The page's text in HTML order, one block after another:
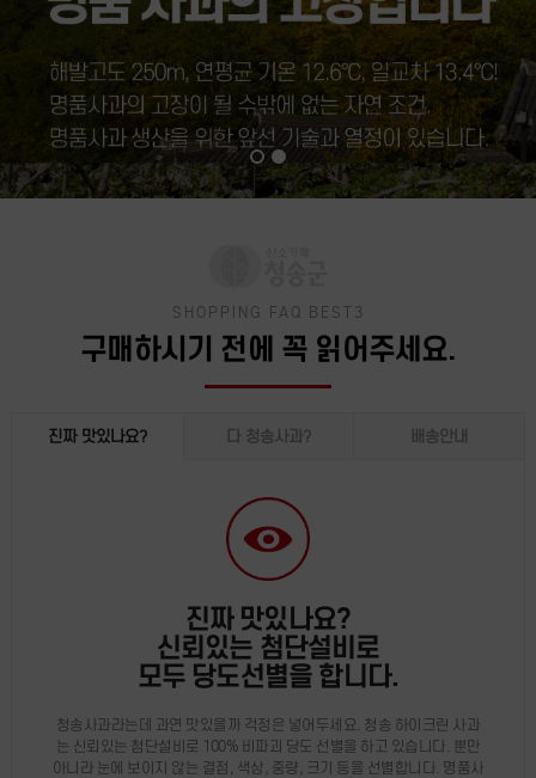
SHOPPING FAQ BEST3
구매하시기 전에 꼭 읽어주세요.
진짜 맛있나요? 다 청송사과? 배송안내
진짜 맛있나요?
신뢰있는 첨단설비로
모두 당도선별을 합니다.
청송사과라는데 과연 맛있을까 걱정은 넣어두세요. 청송 하이크린 사과
는 신뢰있는 첨단설비로 100% 비파괴 당도 선별을 하고 있습니다. 뿐만
아니라 눈에 보이지 않는 결점, 색상, 중량, 크기 등을 선별합니다. 명품사